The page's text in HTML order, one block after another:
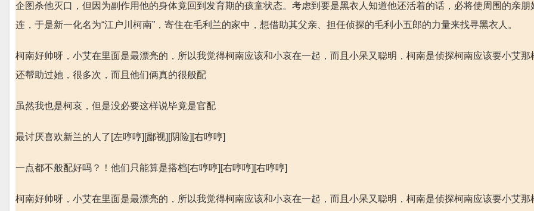
企图杀他灭口，但因为副作用他的身体竟回到发育期的孩童状态。考虑到要是黑衣人知道他还活着的话，必将使周围的亲朋
连，于是新一化名为“江户川柯南”，寄住在毛利兰的家中，想借助其父亲、担任侦探的毛利小五郎的力量来找寻黑衣人。
柯南好帅呀，小艾在里面是最漂亮的，所以我觉得柯南应该和小哀在一起，而且小呆又聪明，柯南是侦探柯南应该要小艾那
还帮助过她，很多次，而且他们俩真的很般配
虽然我也是柯哀，但是没必要这样说毕竟是官配
最讨厌喜欢新兰的人了[左哼哼][鄙视][阴险][右哼哼]
一点都不般配好吗？！他们只能算是搭档[右哼哼][右哼哼][右哼哼]
柯南好帅呀，小艾在里面是最漂亮的，所以我觉得柯南应该和小哀在一起，而且小呆又聪明，柯南是侦探柯南应该要小艾那